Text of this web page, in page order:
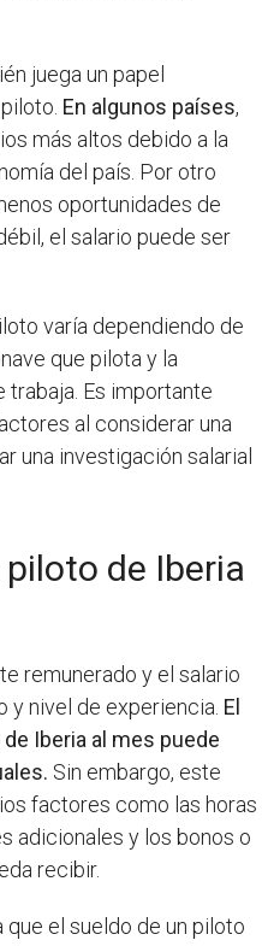
juega un papel
En algunos países,
más altos debido a la
del país. Por otro
oportunidades de
el salario puede ser
varía dependiendo de
que pilota y la
trabaja. Es importante
al considerar una
una investigación salarial
de Iberia
remunerado y el salario
y nivel de experiencia. El
Iberia al mes puede
Sin embargo, este
factores como las horas
adicionales y los bonos o
recibir.
el sueldo de un piloto